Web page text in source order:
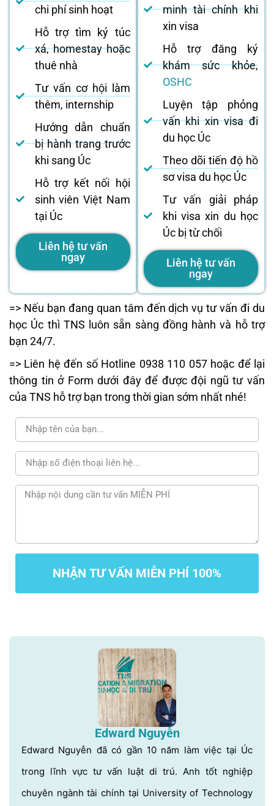
chi phí sinh hoạt
Hỗ trợ tìm ký túc
xá, homestay hoặc
thuê nhà
Tư vấn cơ hội làm
thêm, internship
Hướng dẫn chuẩn
bị hành trang trước
khi sang Úc
Hỗ trợ kết nối hội
sinh viên Việt Nam
tại Úc
Liên hệ tư vấn
ngay
minh tài chính khi
xin visa
Hỗ trợ đăng ký
khám sức khỏe,
OSHC
Luyện tập phỏng
vấn khi xin visa đi
du học Úc
Theo dõi tiến độ hồ
sơ visa du học Úc
Tư vấn giải pháp
khi visa xin du học
Úc bị từ chối
Liên hệ tư vấn
ngay
=> Nếu bạn đang quan tâm đến dịch vụ tư vấn đi du
học Úc thì TNS luôn sẵn sàng đồng hành và hỗ trợ
bạn 24/7.
=> Liên hệ đến số Hotline 0938 110 057 hoặc để lại
thông tin ở Form dưới đây để được đội ngũ tư vấn
của TNS hỗ trợ bạn trong thời gian sớm nhất nhé!
NHẬN TƯ VẤN MIỄN PHÍ 100%
Edward Nguyễn
Edward Nguyễn đã có gần 10 năm làm việc tại Úc
trong lĩnh vực tư vấn luật di trú. Anh tốt nghiệp
chuyên ngành tài chính tại University of Technology